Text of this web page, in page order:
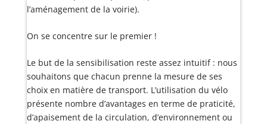
l’aménagement de la voirie).
On se concentre sur le premier !
Le but de la sensibilisation reste assez intuitif : nous
souhaitons que chacun prenne la mesure de ses
choix en matière de transport. L’utilisation du vélo
présente nombre d’avantages en terme de praticité,
d’apaisement de la circulation, d’environnement ou